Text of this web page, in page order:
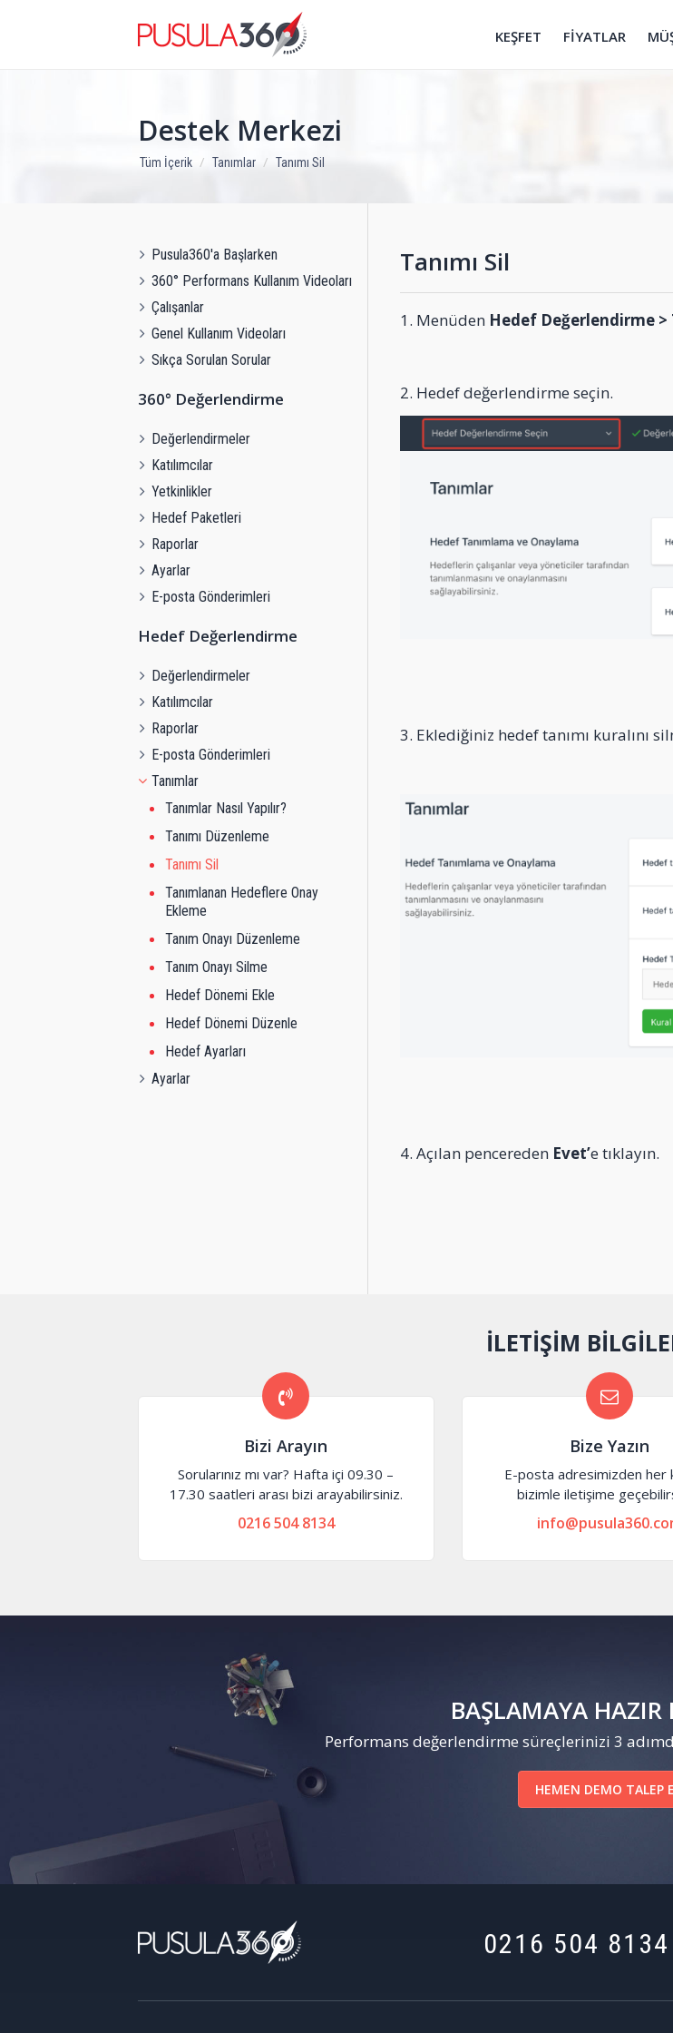
KEŞFET FİYATLAR
Destek Merkezi
Tüm İçerik Tanımlar Tanımı Sil
Pusula360'a Başlarken
360° Performans Kullanım Videoları
Çalışanlar
Genel Kullanım Videoları
Sıkça Sorulan Sorular
360° Değerlendirme
Değerlendirmeler
Katılımcılar
Yetkinlikler
Hedef Paketleri
Raporlar
Ayarlar
E-posta Gönderimleri
Hedef Değerlendirme
Değerlendirmeler
Katılımcılar
Raporlar
E-posta Gönderimleri
Tanımlar
Tanımlar Nasıl Yapılır?
Tanımı Düzenleme
Tanımı Sil
Tanımlanan Hedeflere Onay
Ekleme
Tanım Onayı Düzenleme
Tanım Onayı Silme
Hedef Dönemi Ekle
Hedef Dönemi Düzenle
Hedef Ayarları
Ayarlar
Tanımı Sil
1. Menüden Hedef Değerlendirme >
2. Hedef değerlendirme seçin.
3. Eklediğiniz hedef tanımı kuralını
4. Açılan pencereden Evet’e tıklayın.
İLETİŞİM
Bizi Arayın
Sorularınız mı var? Hafta içi 09.30 –
17.30 saatleri arası bizi arayabilirsiniz.
0216 504 8134
Bize Yazın
E-posta adresimizden her
bizimle iletişime
BAŞLAMAYA
Performans değerlendirme süreçlerinizi 3
HEMEN DEMO TALEP
0216 504 8134